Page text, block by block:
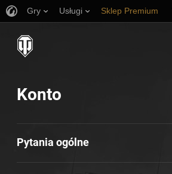
Gry Usługi Sklep Premium
Konto
Pytania ogólne